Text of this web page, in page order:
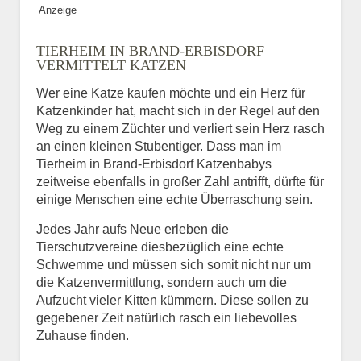
BILD HOCHLADEN
Vermisst seit
Ort des Verschwindens
Anzeige
TIERHEIM IN BRAND-ERBISDORF
VERMITTELT KATZEN
Wer eine Katze kaufen möchte und ein Herz für
Katzenkinder hat, macht sich in der Regel auf den
Weg zu einem Züchter und verliert sein Herz rasch
an einen kleinen Stubentiger. Dass man im
Tierheim in Brand-Erbisdorf Katzenbabys
zeitweise ebenfalls in großer Zahl antrifft, dürfte für
einige Menschen eine echte Überraschung sein.
Jedes Jahr aufs Neue erleben die
Tierschutzvereine diesbezüglich eine echte
Schwemme und müssen sich somit nicht nur um
die Katzenvermittlung, sondern auch um die
Aufzucht vieler Kitten kümmern. Diese sollen zu
gegebener Zeit natürlich rasch ein liebevolles
Zuhause finden.